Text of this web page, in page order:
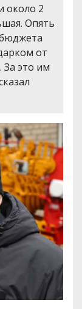
около 2
Опять
от
За это им